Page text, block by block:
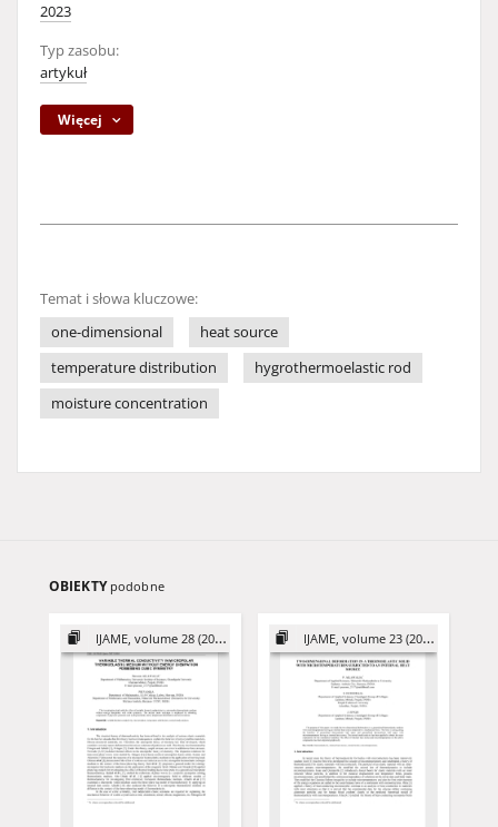
2023
Typ zasobu:
artykuł
Więcej
Temat i słowa kluczowe:
one-dimensional
heat source
temperature distribution
hygrothermoelastic rod
moisture concentration
OBIEKTY podobne
IJAME, volume 28 (2023) IJAME, volume 23 (2018)